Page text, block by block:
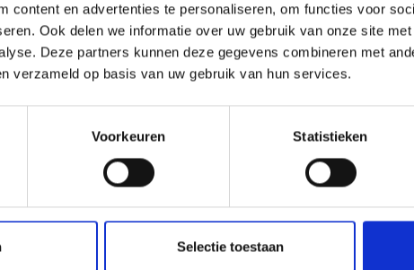
content en advertenties te personaliseren, om functies voor
Ook delen we informatie over uw gebruik van onze site
Deze partners kunnen deze gegevens combineren met
verzameld op basis van uw gebruik van hun services.
Voorkeuren Statistieken
Selectie toestaan
ROESTVRIJSTALEN
SWIVEL GOUD (40-150
KNITPRO THIN & FLEX
PAARS SWIVEL, 40–150
Bekijk alle opties